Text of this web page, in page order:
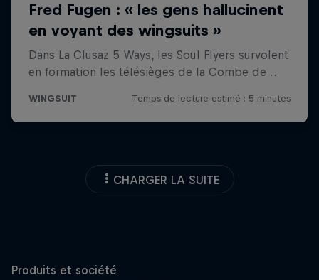
CHARGER LA SUITE